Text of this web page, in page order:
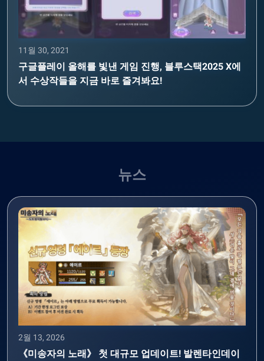
11월 30, 2021
구글플레이 올해를 빛낸 게임 진행, 블루스택2025 X에
서 수상작들을 지금 바로 즐겨봐요!
뉴스
2월 13, 2026
《미송자의 노래》 첫 대규모 업데이트! 발렌타인데이